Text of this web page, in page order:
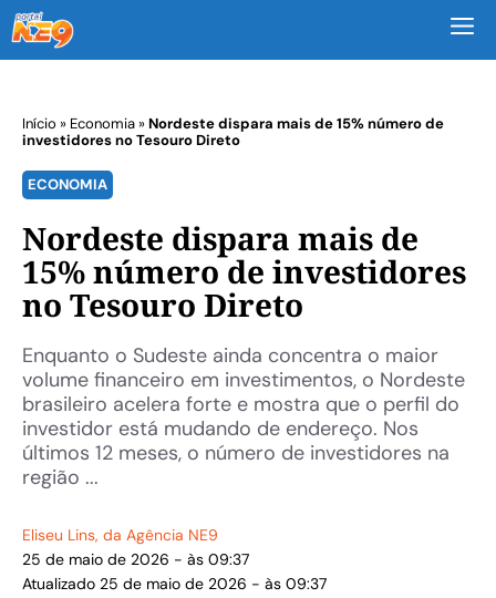
Início » Economia»Nordeste dispara mais de 15% número de
investidores no Tesouro Direto
ECONOMIA
Nordeste dispara mais de
15% número de investidores
no Tesouro Direto
Enquanto o Sudeste ainda concentra o maior
volume financeiro em investimentos, o Nordeste
brasileiro acelera forte e mostra que o perfil do
investidor está mudando de endereço. Nos
últimos 12 meses, o número de investidores na
região ...
Eliseu Lins, da Agência NE9
25 de maio de 2026 - às 09:37
Atualizado 25 de maio de 2026 - às 09:37